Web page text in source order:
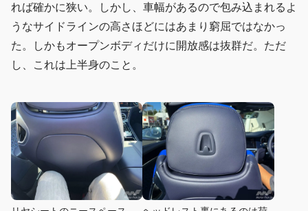
れば確かに狭い。しかし、車幅があるので包み込まれるよ
うなサイドラインの高さほどにはあまり窮屈ではなかっ
た。しかもオープンボディだけに開放感は抜群だ。ただ
し、これは上半身のこと。